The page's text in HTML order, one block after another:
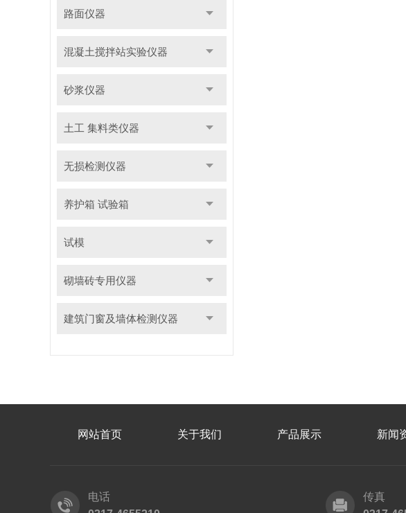
路面仪器
混凝土搅拌站实验仪器
砂浆仪器
土工 集料类仪器
无损检测仪器
养护箱 试验箱
试模
砌墙砖专用仪器
建筑门窗及墙体检测仪器
网站首页 关于我们 产品展示 新闻
电话
传真